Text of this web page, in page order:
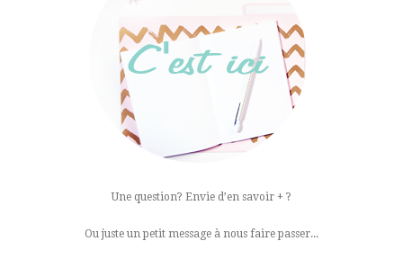
Une question? Envie d’en savoir + ?
Ou juste un petit message à nous faire passer...